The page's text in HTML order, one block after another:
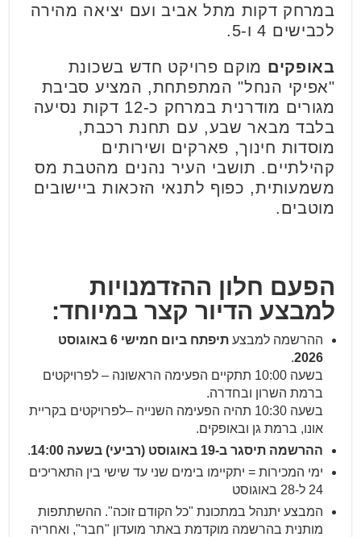
במרחק דקות מתל אביב ועם יציאה מהירה
לכבישים 4 ו-5.
באופקים מוקם פרויקט חדש בשכונת
"אפיקי הנחל" המתפתחת, המציע סביבת
מגורים מודרנית במרחק כ-12 דקות נסיעה
בלבד מבאר שבע, עם תחנת רכבת,
מוסדות חינוך, פארקים ושירותים
קהילתיים. תושבי העיר נהנים מהטבת מס
משמעותית, כפוף לתנאי הזכאות ביישובים
מוטבים.
הפעם חלון ההזדמנויות
למבצע הדיור קצר במיוחד:
ההרשמה למבצע
תיפתח ביום חמישי 6 באוגוסט
2026
.
בשעה 10:00 תתקיים הפעימה הראשונה – לפרויקטים
ברמת השרון ובחדרה.
בשעה 10:30 תהיה הפעימה השנייה –לפרויקטים בקריית
אונו, ברמת גן ובאופקים.
ההרשמה תיסגר ב-19 באוגוסט (רביעי) בשעה 14:00
.
ימי המכירות = יתקיימו בימים שני עד שישי בין התאריכים
24 ל-28 באוגוסט
המבצע יתנהל במתכונת "כל הקודם זוכה". ההשתתפות
מותנית בהרשמה מוקדמת באתר מועדון "חבר", ואחריה